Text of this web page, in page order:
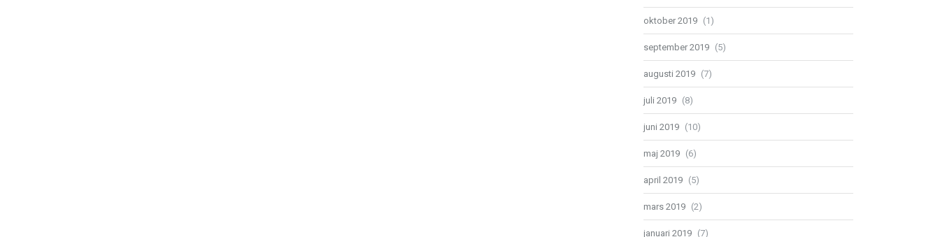
oktober 2019 (1)
september 2019 (5)
augusti 2019 (7)
juli 2019 (8)
juni 2019 (10)
maj 2019 (6)
april 2019 (5)
mars 2019 (2)
januari 2019 (7)